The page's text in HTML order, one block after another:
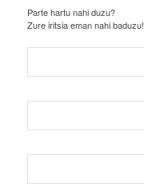
Parte hartu nahi duzu?
Zure iritsia eman nahi baduzu!